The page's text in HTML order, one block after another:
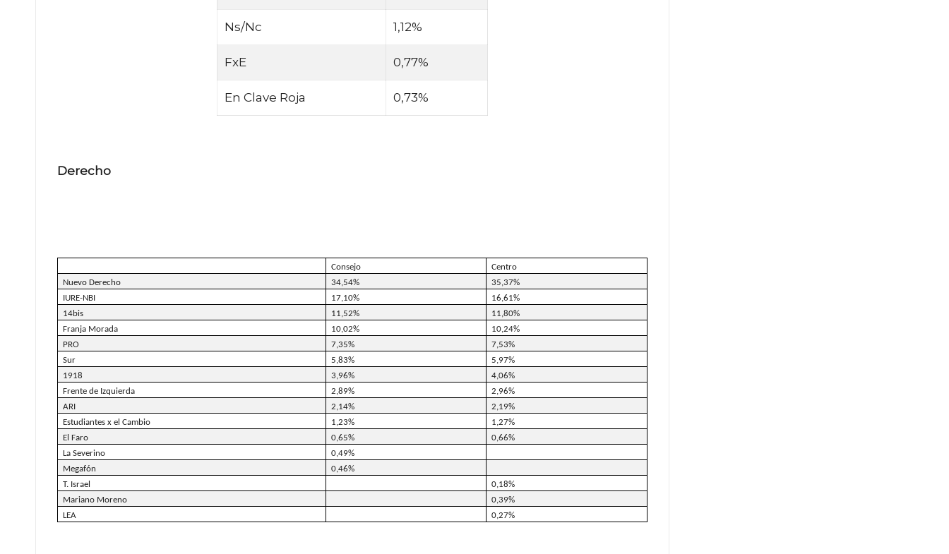
Ns/Nc 1,12%
FxE 0,77%
En Clave Roja 0,73%
Derecho
Consejo
Centro
Nuevo Derecho
34,54%
35,37%
IURE-NBI
17,10%
16,61%
14bis
11,52%
11,80%
Franja Morada
10,02%
10,24%
PRO
7,35%
7,53%
Sur
5,83%
5,97%
1918
3,96%
4,06%
Frente de Izquierda
2,89%
2,96%
ARI
2,14%
2,19%
Estudiantes x el Cambio
1,23%
1,27%
El Faro
0,65%
0,66%
La Severino
0,49%
Megafón
0,46%
T. Israel
0,18%
Mariano Moreno
0,39%
LEA
0,27%